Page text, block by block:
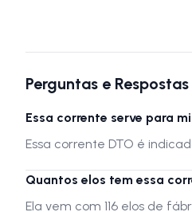
Perguntas e Respostas
Essa corrente serve para
Essa corrente DTO é
Quantos elos tem essa
Ela vem com 116 elos de